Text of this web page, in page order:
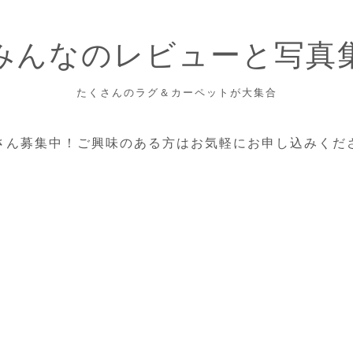
んなのレビューと写真
たくさんのラグ＆カーペットが大集合
ん募集中！ご興味のある方はお気軽にお申し込みくだ